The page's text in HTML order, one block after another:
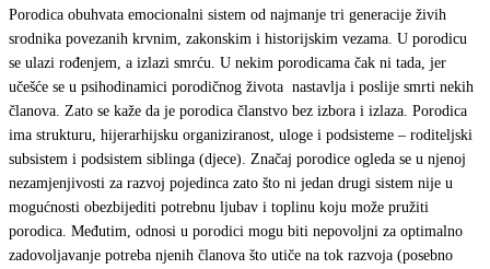
Porodica obuhvata emocionalni sistem od najmanje tri generacije živih
srodnika povezanih krvnim, zakonskim i historijskim vezama. U porodicu
se ulazi rođenjem, a izlazi smrću. U nekim porodicama čak ni tada, jer
učešće se u psihodinamici porodičnog života nastavlja i poslije smrti nekih
članova. Zato se kaže da je porodica članstvo bez izbora i izlaza. Porodica
ima strukturu, hijerarhijsku organiziranost, uloge i podsisteme – roditeljski
subsistem i podsistem siblinga (djece). Značaj porodice ogleda se u njenoj
nezamjenjivosti za razvoj pojedinca zato što ni jedan drugi sistem nije u
mogućnosti obezbijediti potrebnu ljubav i toplinu koju može pružiti
porodica. Međutim, odnosi u porodici mogu biti nepovoljni za optimalno
zadovoljavanje potreba njenih članova što utiče na tok razvoja (posebno